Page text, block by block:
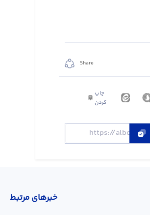
Share
چاپ
کردن
خبر‌های مرتبط